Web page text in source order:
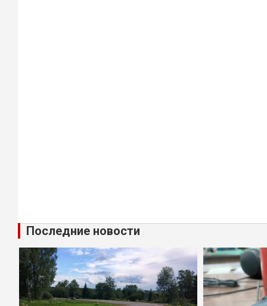
Последние новости